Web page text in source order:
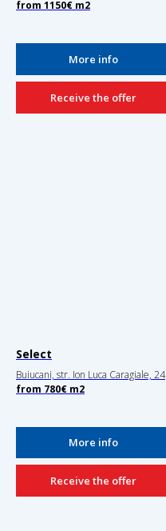
from 1150€ m2
More info
Receive the offer
Select
Buiucani, str. Ion Luca Caragiale, 24
from 780€ m2
More info
Receive the offer